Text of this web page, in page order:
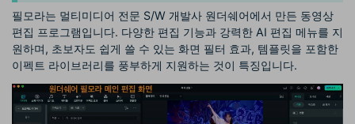
필모라는 멀티미디어 전문 S/W 개발사 원더쉐어에서 만든 동영상
편집 프로그램입니다. 다양한 편집 기능과 강력한 AI 편집 메뉴를 지
원하며, 초보자도 쉽게 쓸 수 있는 화면 필터 효과, 템플릿을 포함한
이펙트 라이브러리를 풍부하게 지원하는 것이 특징입니다.